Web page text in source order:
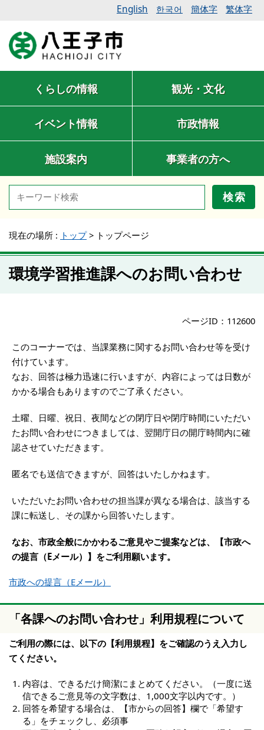
English 한국어 簡体字 繁体字
くらしの情報 観光・文化
イベント情報 市政情報
施設案内 事業者の方へ
検索
現在の場所 : トップ> トップページ
環境学習推進課へのお問い合わせ
ページID：112600
このコーナーでは、当課業務に関するお問い合わせ等を受け
付けています。
なお、回答は極力迅速に行いますが、内容によっては日数が
かかる場合もありますのでご了承ください。
土曜、日曜、祝日、夜間などの閉庁日や閉庁時間にいただい
たお問い合わせにつきましては、翌開庁日の開庁時間内に確
認させていただきます。
匿名でも送信できますが、回答はいたしかねます。
いただいたお問い合わせの担当課が異なる場合は、該当する
課に転送し、その課から回答いたします。
なお、市政全般にかかわるご意見やご提案などは、【市政へ
の提言（Eメール）】をご利用願います。
市政への提言（Eメール）
「各課へのお問い合わせ」利用規程について
ご利用の際には、以下の【利用規程】をご確認のうえ入力し
てください。
内容は、できるだけ簡潔にまとめてください。（一度に送
信できるご意見等の文字数は、1,000文字以内です。）
回答を希望する場合は、【市からの回答】欄で「希望す
る」をチェックし、必須事